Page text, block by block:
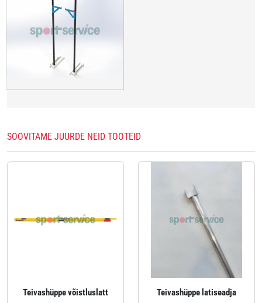
SOOVITAME JUURDE NEID TOOTEID
Teivashüppe võistluslatt Teivashüppe latiseadja